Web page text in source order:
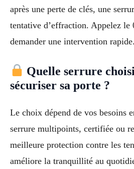
après une perte de clés, une
tentative d’effraction. Appelez le
demander une intervention rapide.
Quelle serrure
sécuriser sa porte ?
Le choix dépend de vos besoins
serrure multipoints, certifiée ou
meilleure protection contre les
améliore la tranquillité au